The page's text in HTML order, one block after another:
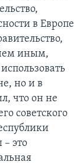
в Европе
иным,
но и в
что он не
советского
это